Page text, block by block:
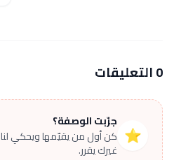
0 التعليقات
⭐
جرّبت الوصفة؟
كن أول من يقيّمها ويحكي
غيرك يقرر.